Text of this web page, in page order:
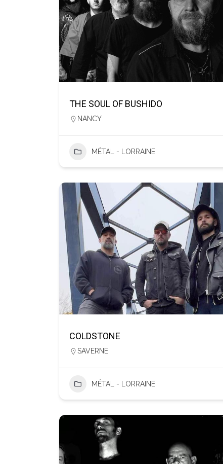
THE SOUL OF BUSHIDO
NANCY
MÉTAL - LORRAINE
COLDSTONE
SAVERNE
MÉTAL - LORRAINE